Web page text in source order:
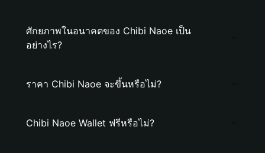
ศักยภาพในอนาคตของ Chibi Naoe เป็น
อย่างไร?
ราคา Chibi Naoe จะขึ้นหรือไม่?
Chibi Naoe Wallet ฟรีหรือไม่?